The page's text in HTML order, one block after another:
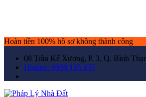
Hoàn tiền 100% hồ sơ không thành công
08 Trần Kế Xương, P. 3, Q. Bình
Hotline: 0908 185 857